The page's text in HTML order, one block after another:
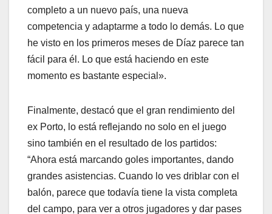
completo a un nuevo país, una nueva
competencia y adaptarme a todo lo demás. Lo que
he visto en los primeros meses de Díaz parece tan
fácil para él. Lo que está haciendo en este
momento es bastante especial».
Finalmente, destacó que el gran rendimiento del
ex Porto, lo está reflejando no solo en el juego
sino también en el resultado de los partidos:
“Ahora está marcando goles importantes, dando
grandes asistencias. Cuando lo ves driblar con el
balón, parece que todavía tiene la vista completa
del campo, para ver a otros jugadores y dar pases